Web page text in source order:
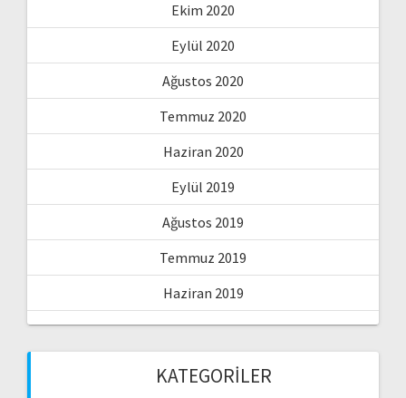
Ekim 2020
Eylül 2020
Ağustos 2020
Temmuz 2020
Haziran 2020
Eylül 2019
Ağustos 2019
Temmuz 2019
Haziran 2019
KATEGORILER